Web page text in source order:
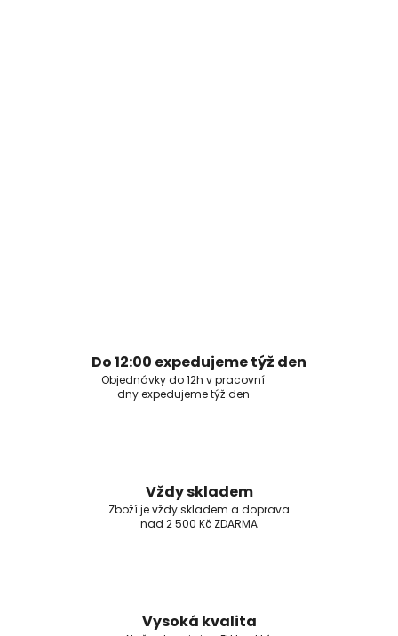
Do 12:00 expedujeme týž den
Objednávky do 12h v pracovní
dny expedujeme týž den
Vždy skladem
Zboží je vždy skladem a doprava
nad 2 500 Kč ZDARMA
Vysoká kvalita